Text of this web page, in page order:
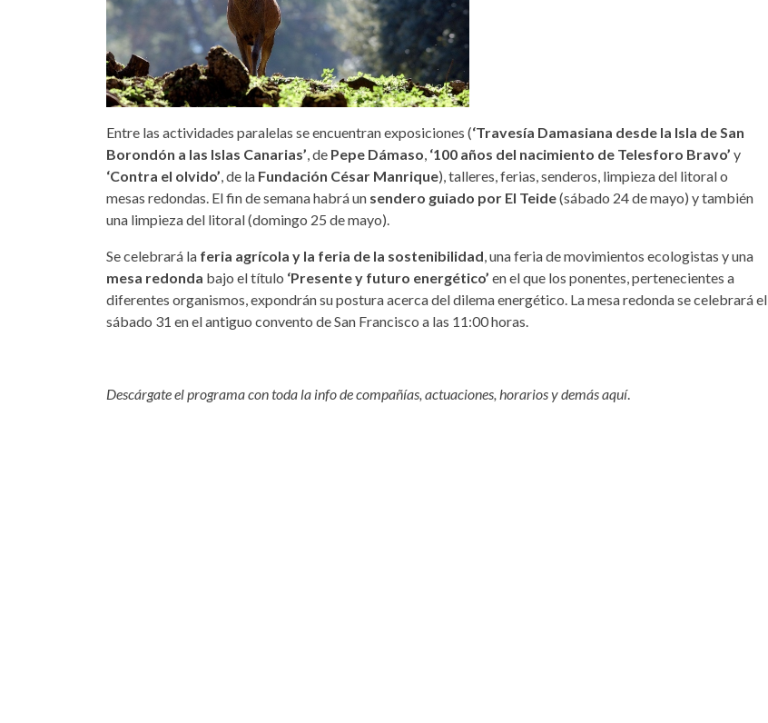
Entre las actividades paralelas se encuentran exposiciones (‘Travesía Damasiana desde la Isla de San
Borondón a las Islas Canarias’ , de Pepe Dámaso ‘100 años del nacimiento de Telesforo Bravo’ y
‘Contra el olvido’ , de la Fundación César Manrique), talleres, ferias, senderos, limpieza del litoral o
mesas redondas. El fin de semana habrá un sendero guiado por El Teide(sábado 24 de mayo) y también
una limpieza del litoral (domingo 25 de mayo).
Se celebrará la feria agrícola y la feria de la sostenibilidad , una feria de movimientos ecologistas y una
mesa redonda bajo el título ‘Presente y futuro energético’ en el que los ponentes, pertenecientes a
diferentes organismos, expondrán su postura acerca del dilema energético. La mesa redonda se celebrará el
sábado 31 en el antiguo convento de San Francisco a las 11:00 horas.
Descárgate el programa con toda la info de compañías, actuaciones, horarios y demásaquí.